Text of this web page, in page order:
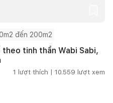
đến 200m2
tinh thần Wabi Sabi,
1 lượt thích | 10.559 lượt xem